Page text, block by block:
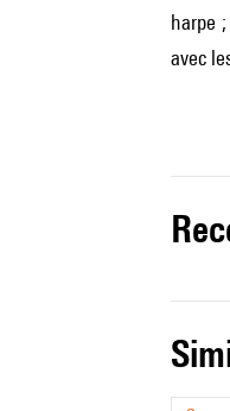
harpe
avec